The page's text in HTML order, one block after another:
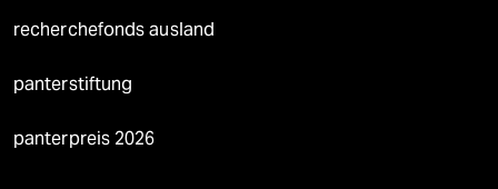
recherchefonds ausland
panterstiftung
panterpreis 2026